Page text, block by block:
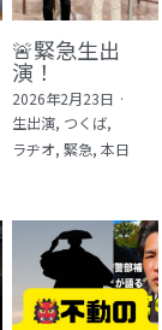
🚨緊急生出
演！
2026年2月23日 ·
生出演, つくば,
ラヂオ, 緊急, 本日